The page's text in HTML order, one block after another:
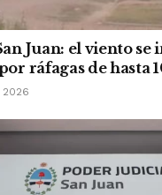
Juan: el viento se
ráfagas de hasta
2026